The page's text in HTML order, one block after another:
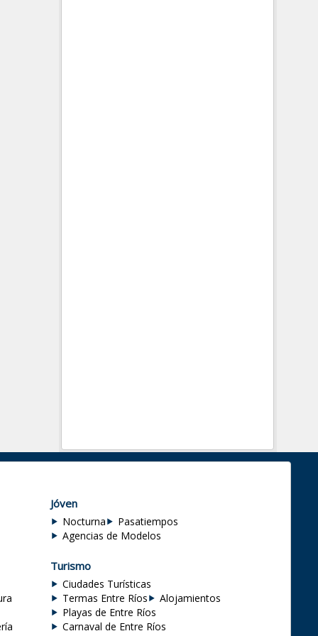
Jóven
Nocturna
Pasatiempos
Agencias de Modelos
Turismo
Ciudades Turísticas
Termas Entre Ríos
Alojamientos
Playas de Entre Ríos
Carnaval de Entre Ríos